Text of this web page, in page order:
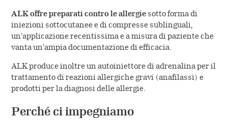
ALK offre preparati contro le allergiesotto forma di
iniezioni sottocutanee e di compresse sublinguali,
un'applicazione recentissima e a misura di paziente che
vanta un'ampia documentazione di efficacia.
ALK produce inoltre un autoiniettore di adrenalina per il
trattamento di reazioni allergiche gravi (anafilassi) e
prodotti per la diagnosi delle allergie.
Perché ci impegniamo